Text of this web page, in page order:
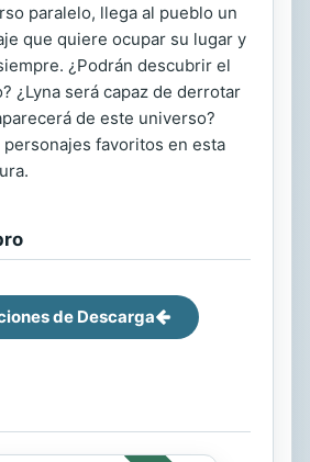
paralelo, llega al pueblo un
que quiere ocupar su lugar y
¿Podrán descubrir el
¿Lyna será capaz de derrotar
de este universo?
personajes favoritos en esta
de Descarga